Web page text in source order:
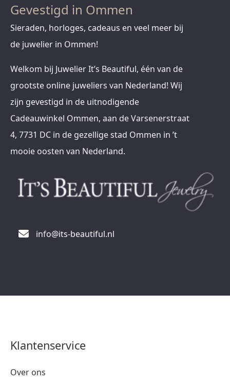
Gevestigd in Ommen
Sieraden, horloges, cadeaus en veel meer bij
de juwelier in Ommen!
Welkom bij Juwelier It’s Beautiful, één van de
grootste online juweliers van Nederland! Wij
zijn gevestigd in de uitnodigende
Cadeauwinkel Ommen, aan de Varsenerstraat
4, 7731 DC in de gezellige stad Ommen in ’t
mooie oosten van Nederland.
info@its-beautiful.nl
Klantenservice
Over ons